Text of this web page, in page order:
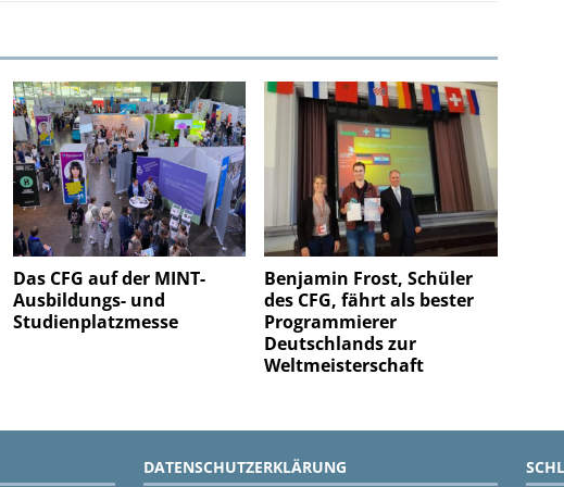
Das CFG auf der MINT-
Ausbildungs- und
Studienplatzmesse
Benjamin Frost, Schüler
des CFG, fährt als bester
Programmierer
Deutschlands zur
Weltmeisterschaft
DATENSCHUTZERKLÄRUNG